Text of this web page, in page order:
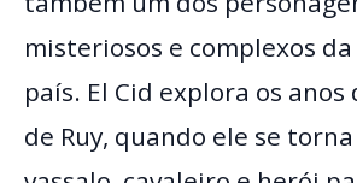
misteriosos e complexos
país. El Cid explora os
de Ruy, quando ele se